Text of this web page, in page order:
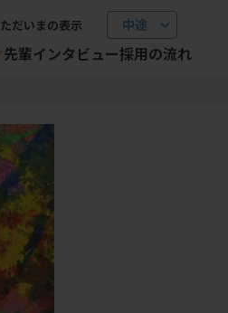
ただいまの表示
先輩インタビュー採用の流れ